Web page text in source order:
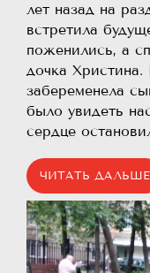
лет назад на
встретила
поженились, а
дочка
забеременела
было увидеть
сердце
ЧИТАТЬ ДАЛЬШЕ